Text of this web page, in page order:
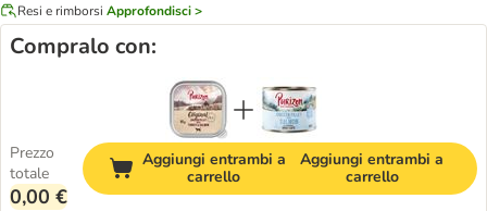
Resi e rimborsi Approfondisci >
Compralo con:
Prezzo
totale
0,00 €
Aggiungi entrambi a
carrello
Aggiungi entrambi a
carrello